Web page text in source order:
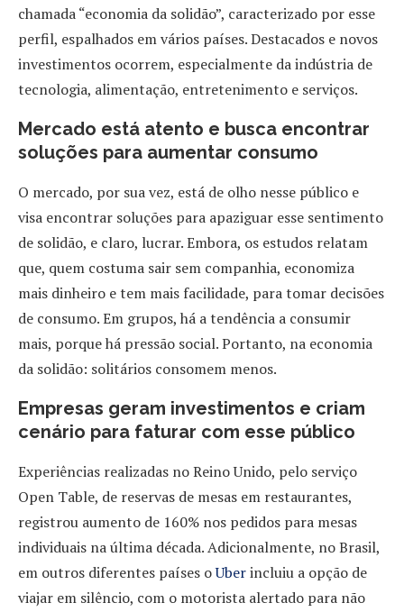
chamada “economia da solidão”, caracterizado por esse
perfil, espalhados em vários países. Destacados e novos
investimentos ocorrem, especialmente da indústria de
tecnologia, alimentação, entretenimento e serviços.
Mercado está atento e busca encontrar
soluções para aumentar consumo
O mercado, por sua vez, está de olho nesse público e
visa encontrar soluções para apaziguar esse sentimento
de solidão, e claro, lucrar. Embora, os estudos relatam
que, quem costuma sair sem companhia, economiza
mais dinheiro e tem mais facilidade, para tomar decisões
de consumo. Em grupos, há a tendência a consumir
mais, porque há pressão social. Portanto, na economia
da solidão: solitários consomem menos.
Empresas geram investimentos e criam
cenário para faturar com esse público
Experiências realizadas no Reino Unido, pelo serviço
Open Table, de reservas de mesas em restaurantes,
registrou aumento de 160% nos pedidos para mesas
individuais na última década. Adicionalmente, no Brasil,
em outros diferentes países oUberincluiu a opção de
viajar em silêncio, com o motorista alertado para não